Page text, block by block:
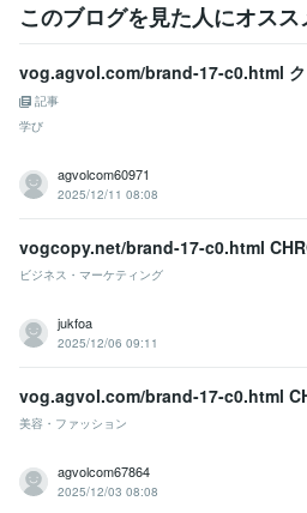
このブログを見た人にオスス
vog.agvol.com/brand-17-c0.html ク
記事
学び
agvolcom60971
2025/12/11 08:08
vogcopy.net/brand-17-c0.html
ビジネス・マーケティング
jukfoa
2025/12/06 09:11
vog.agvol.com/brand-17-c0.html
美容・ファッション
agvolcom67864
2025/12/03 08:08